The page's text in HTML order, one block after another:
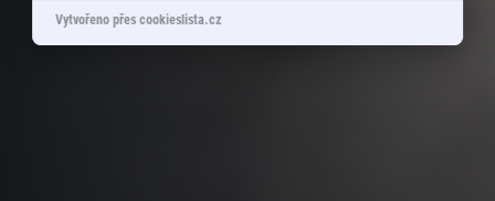
Vytvořeno přes cookieslista.cz